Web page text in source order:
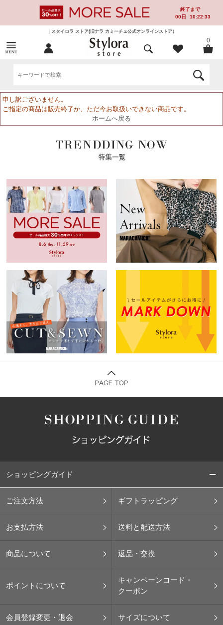
終了まで
00日 10:22:33
｜スタイロラ ストア(旧ナラ カミーチェ公式オンラインストア）
0
申し訳ございません。
ご指定の商品は販売終了か、ただ今お取扱いできない商品です。
ホームへ戻る
ショッピングガイド
ご注文方法 ギフトラッピング
お支払方法 送料と配送方法
商品について 返品・交換
ポイントについて
キャンペーンコード・
クーポン
会員登録変更・退会 サイズについて